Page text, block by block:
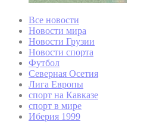
Все новости
Новости мира
Новости Грузии
Новости спорта
Футбол
Северная Осетия
Лига Европы
спорт на Кавказе
спорт в мире
Иберия 1999